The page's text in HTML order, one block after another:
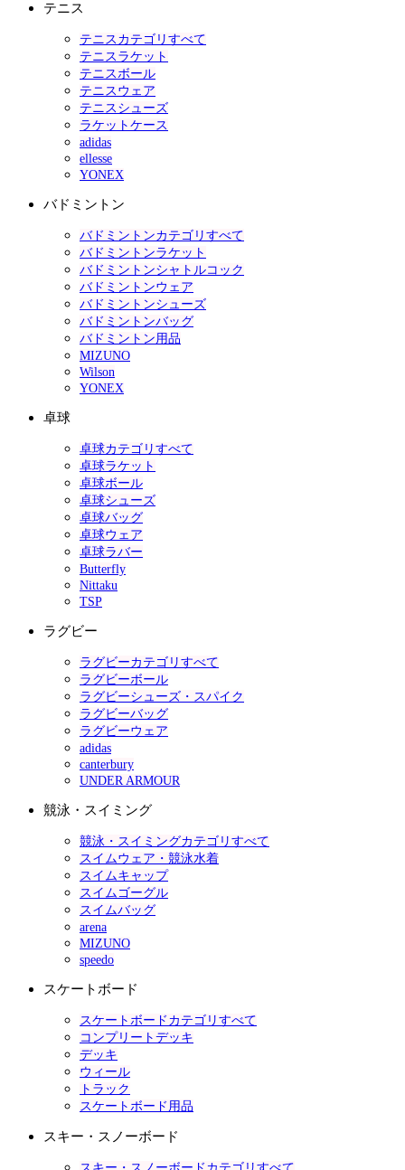
テニス
テニスカテゴリすべて
テニスラケット
テニスボール
テニスウェア
テニスシューズ
ラケットケース
adidas
ellesse
YONEX
バドミントン
バドミントンカテゴリすべて
バドミントンラケット
バドミントンシャトルコック
バドミントンウェア
バドミントンシューズ
バドミントンバッグ
バドミントン用品
MIZUNO
Wilson
YONEX
卓球
卓球カテゴリすべて
卓球ラケット
卓球ボール
卓球シューズ
卓球バッグ
卓球ウェア
卓球ラバー
Butterfly
Nittaku
TSP
ラグビー
ラグビーカテゴリすべて
ラグビーボール
ラグビーシューズ・スパイク
ラグビーバッグ
ラグビーウェア
adidas
canterbury
UNDER ARMOUR
競泳・スイミング
競泳・スイミングカテゴリすべて
スイムウェア・競泳水着
スイムキャップ
スイムゴーグル
スイムバッグ
arena
MIZUNO
speedo
スケートボード
スケートボードカテゴリすべて
コンプリートデッキ
デッキ
ウィール
トラック
スケートボード用品
スキー・スノーボード